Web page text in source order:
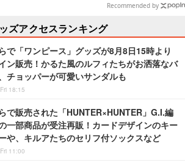
Recommended by
ズアクセスランキング
で「ワンピース」グッズが8月8日15時より
ン販売！かるた風のルフィたちがお洒落なバ
チョッパーが可愛いサンダルも
18:15
で販売された「HUNTER×HUNTER」G.I.編
一部商品が受注再販！カードデザインのキー
や、キルアたちのセリフ付ソックスなど
11:00